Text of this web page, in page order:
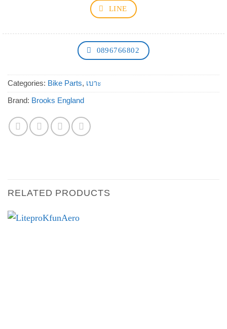
LINE
0896766802
Categories: Bike Parts, เบาะ
Brand: Brooks England
RELATED PRODUCTS